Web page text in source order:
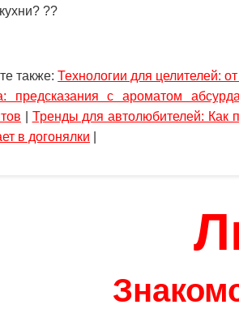
??
также:Технологии для целителей:
предсказания с ароматом
Тренды для автолюбителей: Как
в догонялки